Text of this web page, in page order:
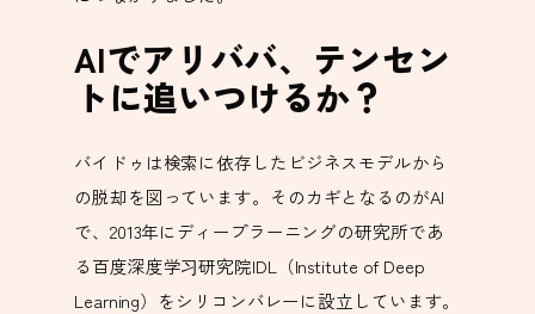
AIでアリババ、テンセン
トに追いつけるか？
バイドゥは検索に依存したビジネスモデルから
の脱却を図っています。そのカギとなるのがAI
で、2013年にディープラーニングの研究所であ
る百度深度学习研究院IDL（Institute of Deep
Learning）をシリコンバレーに設立しています。